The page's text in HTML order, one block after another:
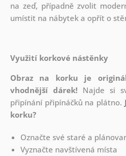
na zeď, případně zvolit
umístit na nábytek a opřít o
Využití korkové nástěnky
Obraz na korku je
vhodnější dárek! Najde si
připínání připínáčků na plátno.
korku?
Označte své staré a
Vyznačte navštívená místa